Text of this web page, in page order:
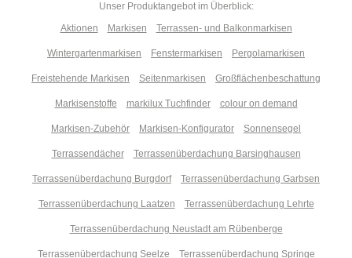
Unser Produktangebot im Überblick:
Aktionen
Markisen Terrassen- und Balkonmarkisen
Wintergartenmarkisen Fenstermarkisen Pergolamarkisen
Freistehende Markisen Seitenmarkisen Großflächenbeschattung
Markisenstoffe markilux Tuchfinder colour on demand
Markisen-Zubehör Markisen-Konfigurator Sonnensegel
Terrassendächer Terrassenüberdachung Barsinghausen
Terrassenüberdachung Burgdorf Terrassenüberdachung Garbsen
Terrassenüberdachung Laatzen Terrassenüberdachung Lehrte
Terrassenüberdachung Neustadt am Rübenberge
Terrassenüberdachung Seelze Terrassenüberdachung Springe